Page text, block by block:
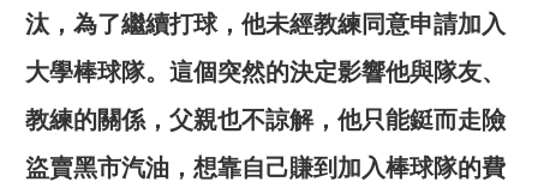
汰，為了繼續打球，他未經教練同意申請加入
大學棒球隊。這個突然的決定影響他與隊友、
教練的關係，父親也不諒解，他只能鋌而走險
盜賣黑市汽油，想靠自己賺到加入棒球隊的費